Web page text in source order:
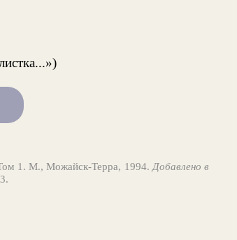
1. М., Можайск-Терра, 1994. Добавлено в